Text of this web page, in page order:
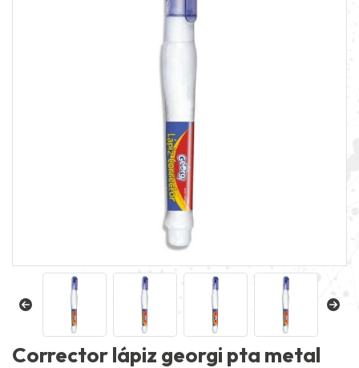
Corrector lápiz georgi pta metal